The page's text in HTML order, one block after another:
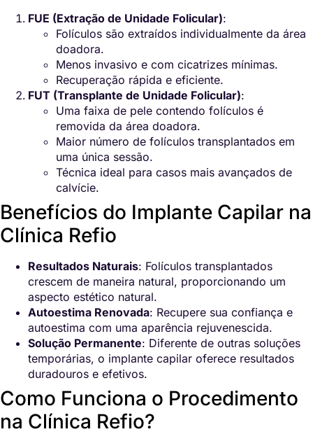
FUE (Extração de Unidade Folicular):
Folículos são extraídos individualmente da área
doadora.
Menos invasivo e com cicatrizes mínimas.
Recuperação rápida e eficiente.
FUT (Transplante de Unidade Folicular):
Uma faixa de pele contendo folículos é
removida da área doadora.
Maior número de folículos transplantados em
uma única sessão.
Técnica ideal para casos mais avançados de
calvície.
Benefícios do Implante Capilar na
Clínica Refio
Resultados Naturais: Folículos transplantados
crescem de maneira natural, proporcionando um
aspecto estético natural.
Autoestima Renovada: Recupere sua confiança e
autoestima com uma aparência rejuvenescida.
Solução Permanente: Diferente de outras soluções
temporárias, o implante capilar oferece resultados
duradouros e efetivos.
Como Funciona o Procedimento
na Clínica Refio?